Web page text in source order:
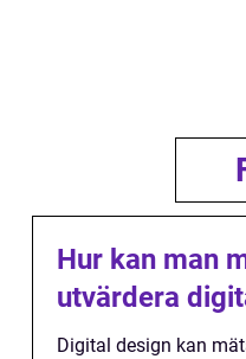
Hur kan man
utvärdera
Digital design kan